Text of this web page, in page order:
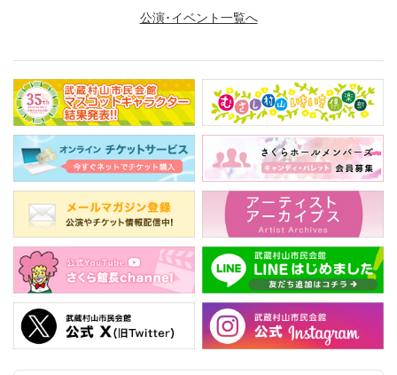
公演･イベント一覧へ